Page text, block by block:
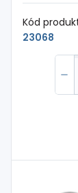
Kód
23068